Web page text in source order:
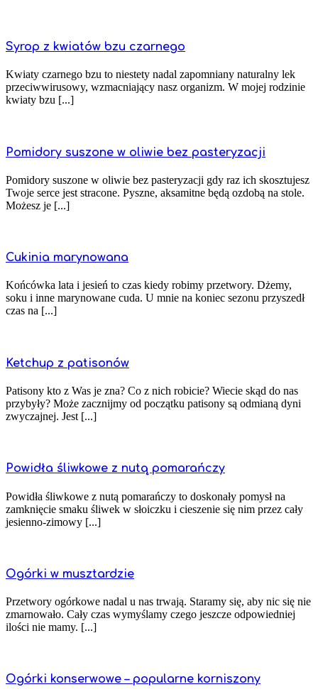
Syrop z kwiatów bzu czarnego
Kwiaty czarnego bzu to niestety nadal zapomniany naturalny lek
przeciwwirusowy, wzmacniający nasz organizm. W mojej rodzinie
kwiaty bzu [...]
Pomidory suszone w oliwie bez pasteryzacji
Pomidory suszone w oliwie bez pasteryzacji gdy raz ich skosztujesz
Twoje serce jest stracone. Pyszne, aksamitne będą ozdobą na stole.
Możesz je [...]
Cukinia marynowana
Końcówka lata i jesień to czas kiedy robimy przetwory. Dżemy,
soku i inne marynowane cuda. U mnie na koniec sezonu przyszedł
czas na [...]
Ketchup z patisonów
Patisony kto z Was je zna? Co z nich robicie? Wiecie skąd do nas
przybyły? Może zacznijmy od początku patisony są odmianą dyni
zwyczajnej. Jest [...]
Powidła śliwkowe z nutą pomarańczy
Powidła śliwkowe z nutą pomarańczy to doskonały pomysł na
zamknięcie smaku śliwek w słoiczku i cieszenie się nim przez cały
jesienno-zimowy [...]
Ogórki w musztardzie
Przetwory ogórkowe nadal u nas trwają. Staramy się, aby nic się nie
zmarnowało. Cały czas wymyślamy czego jeszcze odpowiedniej
ilości nie mamy. [...]
Ogórki konserwowe – popularne korniszony